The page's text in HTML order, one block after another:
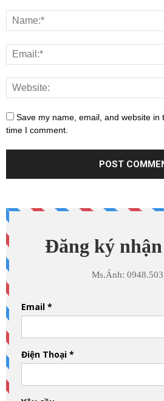
Save my name, email, and website in
time I comment.